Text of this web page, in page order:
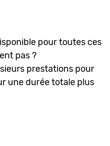
pour toutes ces
pas ?
prestations pour
une durée totale plus